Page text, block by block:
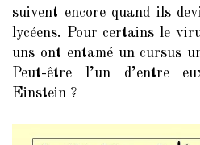
suivent encore quand ils
lycéens. Pour certains le
uns ont entamé un cursus
Peut-être l’un d’entre
Einstein ?